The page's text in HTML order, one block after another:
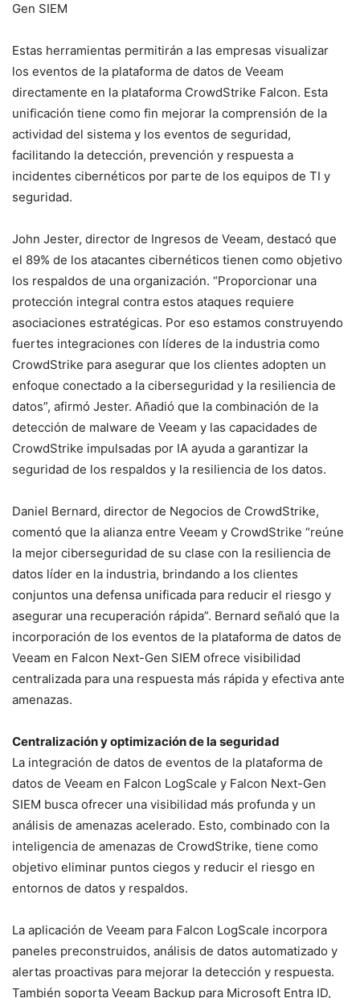
Gen SIEM
Estas herramientas permitirán a las empresas visualizar
los eventos de la plataforma de datos de Veeam
directamente en la plataforma CrowdStrike Falcon. Esta
unificación tiene como fin mejorar la comprensión de la
actividad del sistema y los eventos de seguridad,
facilitando la detección, prevención y respuesta a
incidentes cibernéticos por parte de los equipos de TI y
seguridad.
John Jester, director de Ingresos de Veeam, destacó que
el 89% de los atacantes cibernéticos tienen como objetivo
los respaldos de una organización. “Proporcionar una
protección integral contra estos ataques requiere
asociaciones estratégicas. Por eso estamos construyendo
fuertes integraciones con líderes de la industria como
CrowdStrike para asegurar que los clientes adopten un
enfoque conectado a la ciberseguridad y la resiliencia de
datos”, afirmó Jester. Añadió que la combinación de la
detección de malware de Veeam y las capacidades de
CrowdStrike impulsadas por IA ayuda a garantizar la
seguridad de los respaldos y la resiliencia de los datos.
Daniel Bernard, director de Negocios de CrowdStrike,
comentó que la alianza entre Veeam y CrowdStrike “reúne
la mejor ciberseguridad de su clase con la resiliencia de
datos líder en la industria, brindando a los clientes
conjuntos una defensa unificada para reducir el riesgo y
asegurar una recuperación rápida”. Bernard señaló que la
incorporación de los eventos de la plataforma de datos de
Veeam en Falcon Next-Gen SIEM ofrece visibilidad
centralizada para una respuesta más rápida y efectiva ante
amenazas.
Centralización y optimización de la seguridad
La integración de datos de eventos de la plataforma de
datos de Veeam en Falcon LogScale y Falcon Next-Gen
SIEM busca ofrecer una visibilidad más profunda y un
análisis de amenazas acelerado. Esto, combinado con la
inteligencia de amenazas de CrowdStrike, tiene como
objetivo eliminar puntos ciegos y reducir el riesgo en
entornos de datos y respaldos.
La aplicación de Veeam para Falcon LogScale incorpora
paneles preconstruidos, análisis de datos automatizado y
alertas proactivas para mejorar la detección y respuesta.
También soporta Veeam Backup para Microsoft Entra ID,